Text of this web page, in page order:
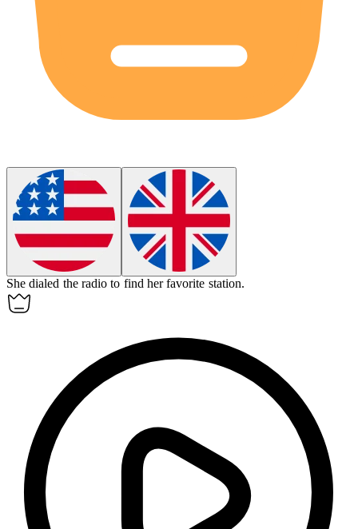
Shedialed the radio to find her favorite station.